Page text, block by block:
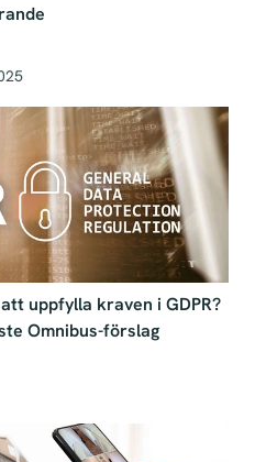
uppfylla kraven i GDPR?
Omnibus-förslag